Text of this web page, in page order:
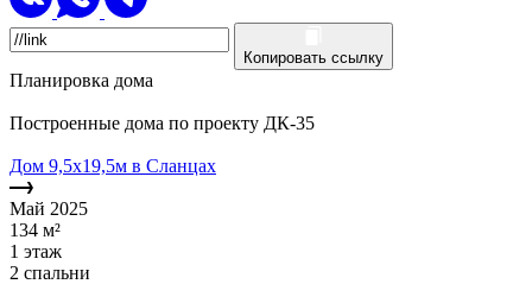
Копировать ссылку
Планировка дома
Построенные дома по проекту ДК-35
Дом 9,5х19,5м в Сланцах
Май 2025
134 м²
1 этаж
2 спальни